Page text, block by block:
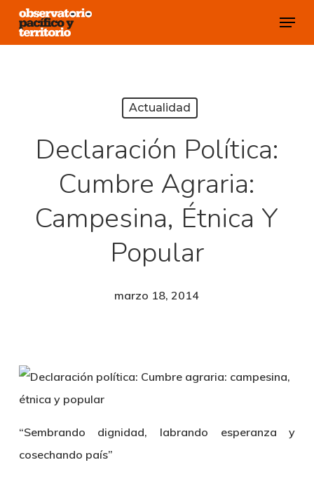
Skip
Menu
Actualidad
Declaración Política:
Cumbre Agraria:
Campesina, Étnica Y
Popular
marzo 18, 2014
“Sembrando dignidad, labrando esperanza y
cosechando país”
Close